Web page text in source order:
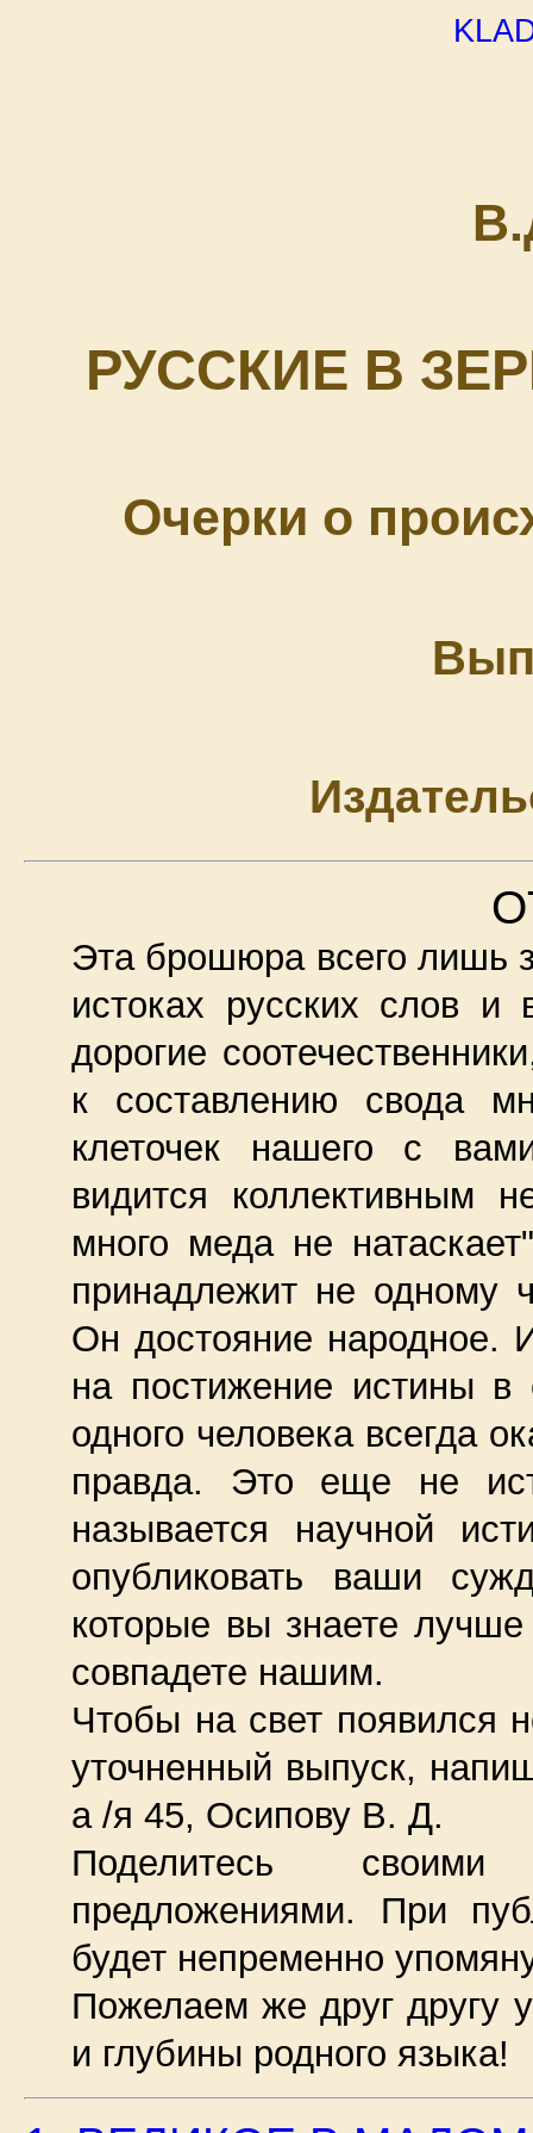
РУССКИЕ В
Очерки о
Эта брошюра всего лишь
истоках русских слов
дорогие
к составлению свода
клеточек нашего с
видится коллективным
много меда не
принадлежит не одному
Он достояние народное.
на постижение истины
одного человека всегда
правда. Это еще не
называется научной
опубликовать ваши
которые вы знаете
совпадете нашим.
Чтобы на свет появился
уточненный выпуск,
а /я 45, Осипову В. Д.
Поделитесь своими
предложениями. При
будет непременно
Пожелаем же друг другу
и глубины родного языка!